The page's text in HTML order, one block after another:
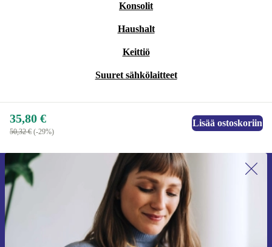
Konsolit
Haushalt
Keittiö
Suuret sähkölaitteet
35,80 €
50,32 € (-29%)
Lisää ostoskoriin
Liity ensimmäistä kertaa uutiskirjeen
tilaajaksi ja säästä 15 €!
Älä missaa enää yhtäkään tarjousta.